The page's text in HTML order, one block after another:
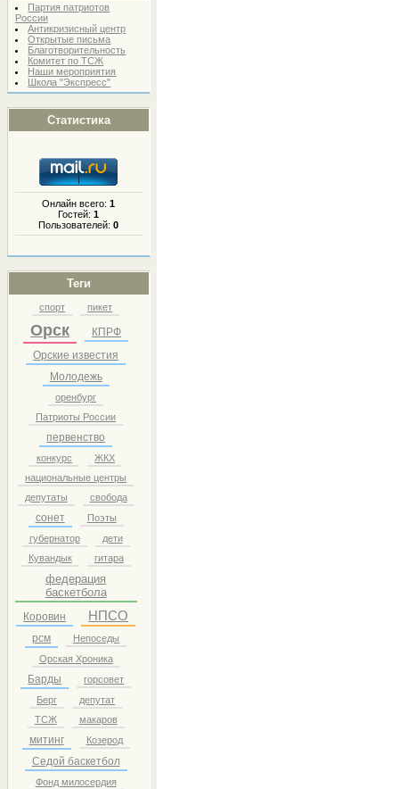
Партия патриотов
России
Антикризисный центр
Открытые письма
Благотворительность
Комитет по ТСЖ
Наши мероприятия
Школа "Экспресс"
Статистика
Онлайн всего:1
Гостей:1
Пользователей:0
Теги
спорт пикет
Орск
КПРФ
Орские известия
Молодежь
оренбург
Патриоты России
первенство
конкурс
ЖКХ
национальные центры
депутаты
свобода
сонет
Поэты
губернатор
дети
Кувандык
гитара
федерация
баскетбола
Коровин НПСО
рсм
Непоседы
Орская Хроника
Барды
горсовет
Берг
депутат
ТСЖ
макаров
митинг Козерод
Седой баскетбол
Фонд милосердия